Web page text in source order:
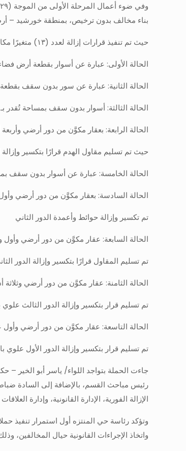
وفي ضوء أعمال المرحلة الأولى من الموجة (٢٩) لإزالة مخالفات البناء، قاد الأستاذ/ وليد علي مرسي
بناء مخالف بدون ترخيص، بمنطقة خورشيد –
حيث تم تنفيذ قرارات إزالة لعدد (١٣) متغيرًا مكانيًا، متمثلة في (٩) عقارات، وجاء بيانها كالتالي:
الحالة الأولى: عبارة عن أسوار بقطعة أرض فضاء بمساحة نحو ٦٠٠ متر مربع،
الحالة الثانية: عبارة عن سور بدون سقف بقطعة أرض بمساحة نحو ١٠٠
الحالة الثالثة: أسوار بدون سقف بمساحة تُقدر بـ ٢٥٠ مترًا مربعًا، وتمت إزالة جزء منها بمساحة نحو ١٠٠ متر مربع
الحالة الرابعة: بعقار مكوَّن من دور أرضي وأربعة
حيث تم تسليم مقاول الهدم قرارًا بتكسير وإزالة
الحالة الخامسة: عبارة عن أسوار بدون سقف بمساحة نحو ١٠٠ متر مربع، وتمت
الحالة السادسة: بعقار مكوَّن من دور أرضي
تم تكسير وإزالة حوائط وأعمدة الدور الثاني
الحالة السابعة: عقار مكوَّن من دور أرضي
تم تسليم المقاول قرارًا بتكسير وإزالة الدور
الحالة الثامنة: عقار مكوَّن من دور أرضي وثلاثة
تم تسليم قرار بتكسير وإزالة الدور الثالث علوي
الحالة التاسعة: عقار مكوَّن من دور أرضي وأول
تم تسليم قرار بتكسير وإزالة الدور الأول علوي
جاءت الحملة بتواجد اللواء/ ياسر أبو الخير
رئيس مباحث القسم، بالإضافة إلى السادة
الإزالة الفورية، الإدارة القانونية، وإدارة
وتؤكد رئاسة حي المنتزه أول استمرار تنفيذ
واتخاذ الإجراءات القانونية حيال